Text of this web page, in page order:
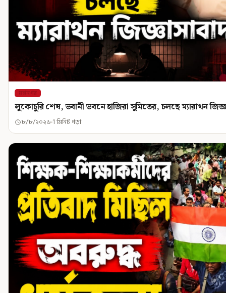
মহানগর
লুকোচুরি শেষ, ভবানী ভবনে হাজিরা সুমিতের, চলছে ম্যারাথন
৮/৮/২০২৬ 1 মিনিট পড়া